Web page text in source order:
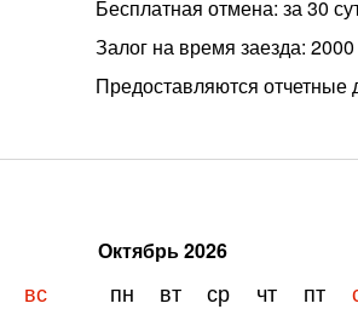
Бесплатная отмена: за 30
Залог на время заезда:
Предоставляются отчетные
вс
Октябрь2026
пн вт ср чт пт